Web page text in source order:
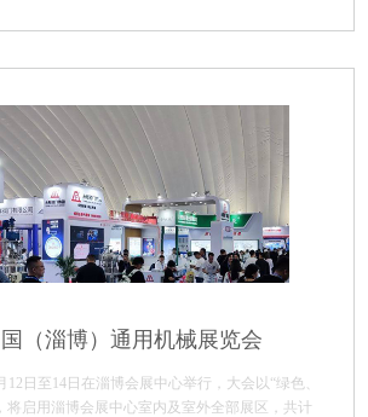
（淄博）通用机械展览会
日至14日在淄博会展中心举行，大会以“绿色、
将启用淄博会展中心室内及室外全部展区，共计